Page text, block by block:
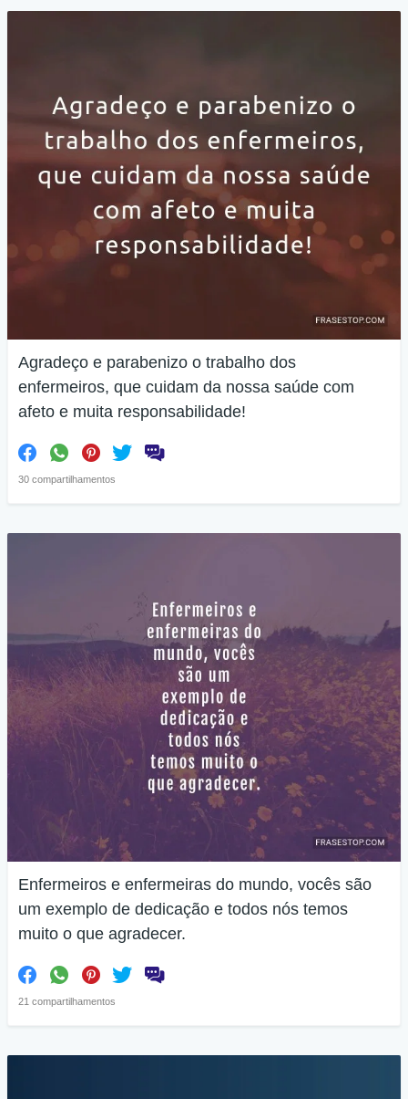
Agradeço e parabenizo o trabalho dos
enfermeiros, que cuidam da nossa saúde com
afeto e muita responsabilidade!
30 compartilhamentos
Enfermeiros e enfermeiras do mundo, vocês são
um exemplo de dedicação e todos nós temos
muito o que agradecer.
21 compartilhamentos